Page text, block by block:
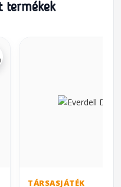
termékek
TÁRSASJÁTÉK